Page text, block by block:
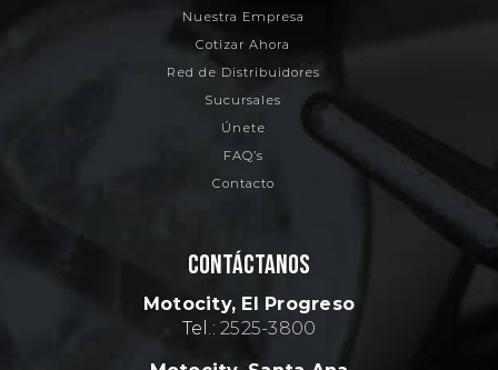
Nuestra Empresa
Cotizar Ahora
Red de Distribuidores
Sucursales
Únete
FAQ’s
Contacto
CONTÁCTANOS
Motocity, El Progreso
Tel.:2525-3800